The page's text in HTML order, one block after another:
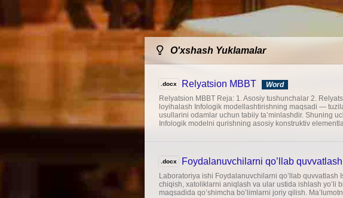
O'xshash Yuklamalar
.docx Relyatsion MBBT Word
Relyatsion MBBT Reja: 1. Asosiy tushunchalar 2.
loyihalash Infologik modellashtirishning maqsadi —
usullarini odamlar uchun tabiiy ta’minlashdir. Shuning
Infologik modelni qurishning asosiy konstruktiv
.docx Foydalanuvchilarni qo’llab quvvatlash
Laboratoriya ishi Foydalanuvchilarni qo’llab
chiqish, xatoliklarni aniqlash va ular ustida ishlash yo’li
maqsadida qo’shimcha bo’limlarni joriy qilish.